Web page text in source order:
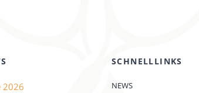
2026
SCHNELLLINKS
NEWS